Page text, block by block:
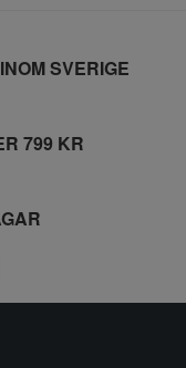
SVERIGE
799 KR